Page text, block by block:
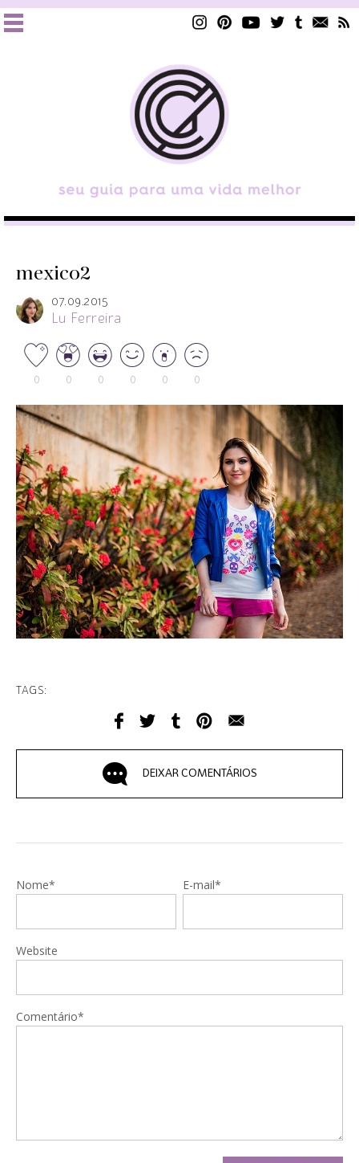
mexico2
07.09.2015
Lu Ferreira
0 0 0 0 0 0
TAGS:
DEIXAR COMENTÁRIOS
Nome* E-mail*
Website
Comentário*